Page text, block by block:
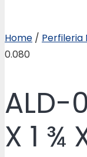
Home / Perfileria
0.080
ALD-
X 1 ¾